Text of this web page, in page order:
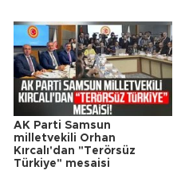
AK Parti Samsun
milletvekili Orhan
Kırcalı'dan "Terörsüz
Türkiye" mesaisi